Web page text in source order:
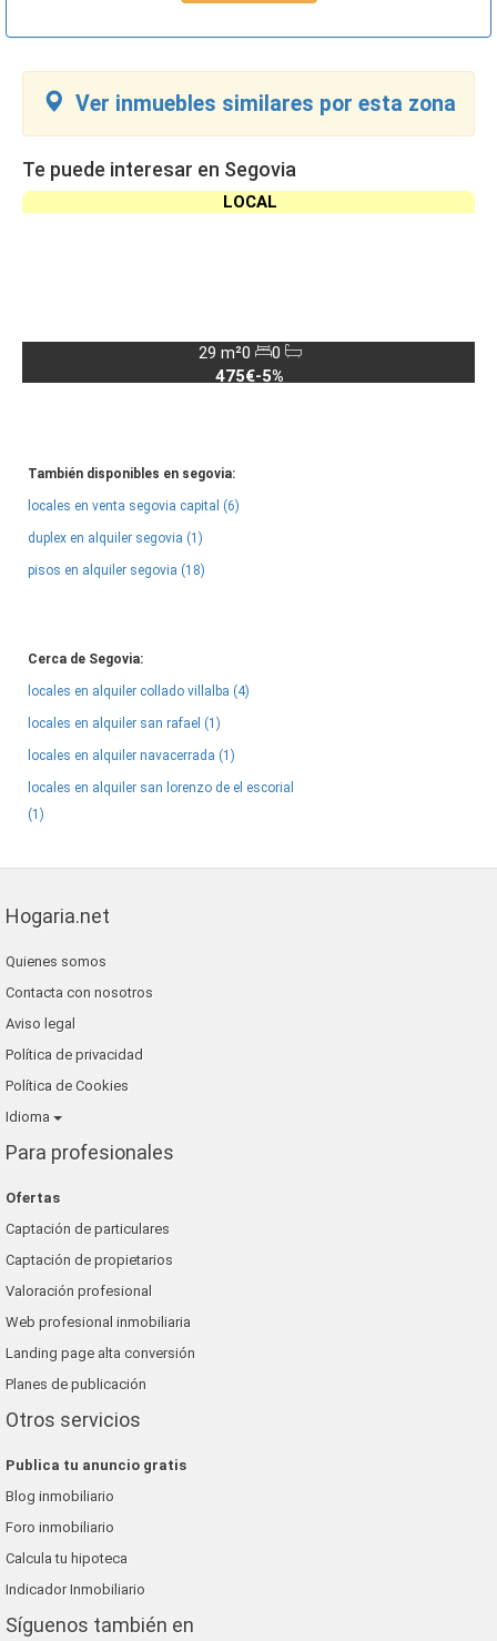
Ver inmuebles similares por esta zona
Te puede interesar en Segovia
LOCAL
29 m²0
0
475€-5%
También disponibles en segovia:
locales en venta segovia capital (6)
duplex en alquiler segovia (1)
pisos en alquiler segovia (18)
Cerca de Segovia:
locales en alquiler collado villalba (4)
locales en alquiler san rafael (1)
locales en alquiler navacerrada (1)
locales en alquiler san lorenzo de el escorial
(1)
Hogaria.net
Quienes somos
Contacta con nosotros
Aviso legal
Política de privacidad
Política de Cookies
Idioma
Para profesionales
Ofertas
Captación de particulares
Captación de propietarios
Valoración profesional
Web profesional inmobiliaria
Landing page alta conversión
Planes de publicación
Otros servicios
Publica tu anuncio gratis
Blog inmobiliario
Foro inmobiliario
Calcula tu hipoteca
Indicador Inmobiliario
Síguenos también en